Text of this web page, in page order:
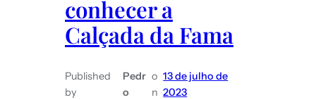
conhecer a
Calçada da Fama
Published
by
Pedr
o
o
n
13 de julho de
2023